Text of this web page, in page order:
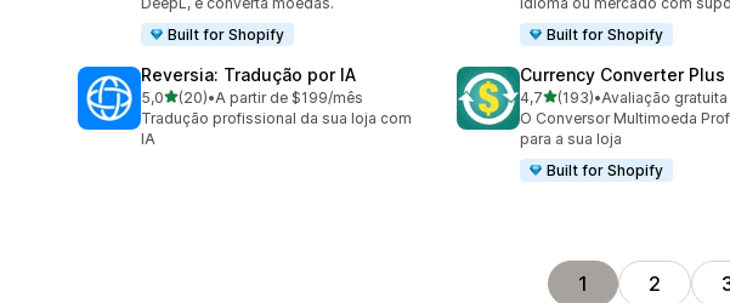
Built for Shopify
Built for Shopify
Reversia: Tradução por IA
5,0de 5 estrelas
(20)
20 avaliações ao todo
•A partir de $199/mês
Tradução profissional da sua loja com
IA
Currency Converter Plus
4,7de 5 estrelas
(193)
193 avaliações ao todo
•Avaliação gratuita
O Conversor Multimoeda
para a sua loja
Built for Shopify
1 2